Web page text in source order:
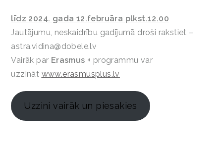
līdz 2024. gada 12.februāra plkst.12.00
Jautājumu, neskaidrību gadījumā droši rakstiet –
astra.vidina@dobele.lv
Vairāk par Erasmus + programmu var
uzzināt www.erasmusplus.lv
Uzzini vairāk un piesakies